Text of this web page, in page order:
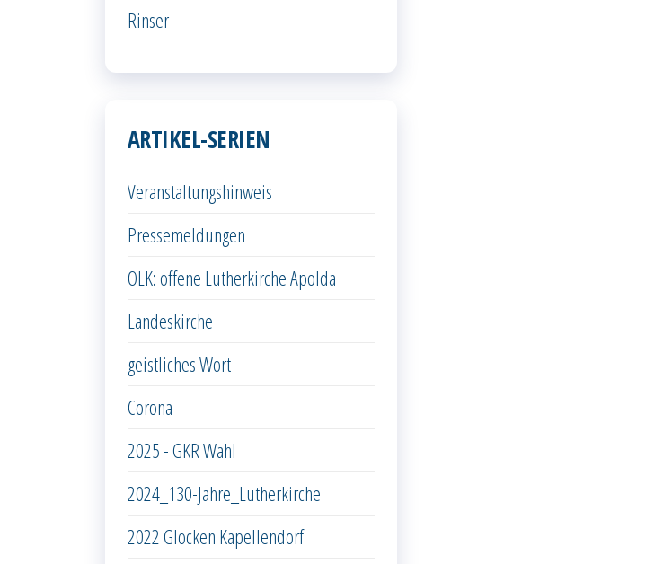
Rinser
ARTIKEL-SERIEN
Veranstaltungshinweis
Pressemeldungen
OLK: offene Lutherkirche Apolda
Landeskirche
geistliches Wort
Corona
2025 - GKR Wahl
2024_130-Jahre_Lutherkirche
2022 Glocken Kapellendorf